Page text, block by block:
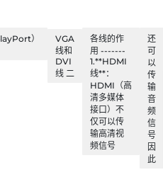
）
VGA
线和
DVI
线 二
各线的作
用 -------
1.**HDMI
线**：
HDMI（高
清多媒体
接口）不
仅可以传
输高清视
频信号
还
可
以
传
输
音
频
信
号
因
此